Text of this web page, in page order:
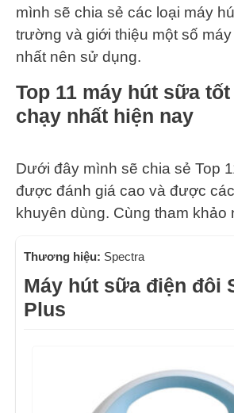
mình sẽ chia sẻ các loại máy
trường và giới thiệu một số
nhất nên sử dụng.
Top 11 máy hút sữa
chạy nhất hiện nay
Dưới đây mình sẽ chia sẻ Top
được đánh giá cao và được
khuyên dùng. Cùng tham khảo
Thương hiệu: Spectra
Máy hút sữa điện đôi
Plus